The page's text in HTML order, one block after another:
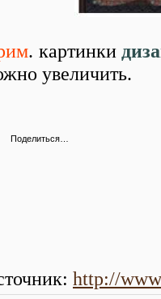
. картинки
увеличить.
Поделиться…
: http://